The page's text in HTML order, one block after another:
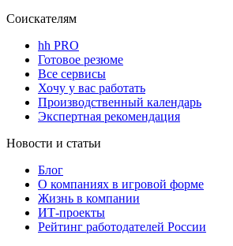
Соискателям
hh PRO
Готовое резюме
Все сервисы
Хочу у вас работать
Производственный календарь
Экспертная рекомендация
Новости и статьи
Блог
О компаниях в игровой форме
Жизнь в компании
ИТ-проекты
Рейтинг работодателей России